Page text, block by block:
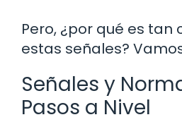
Pero, ¿por qué es
estas señales?
Señales y
Pasos a Nivel